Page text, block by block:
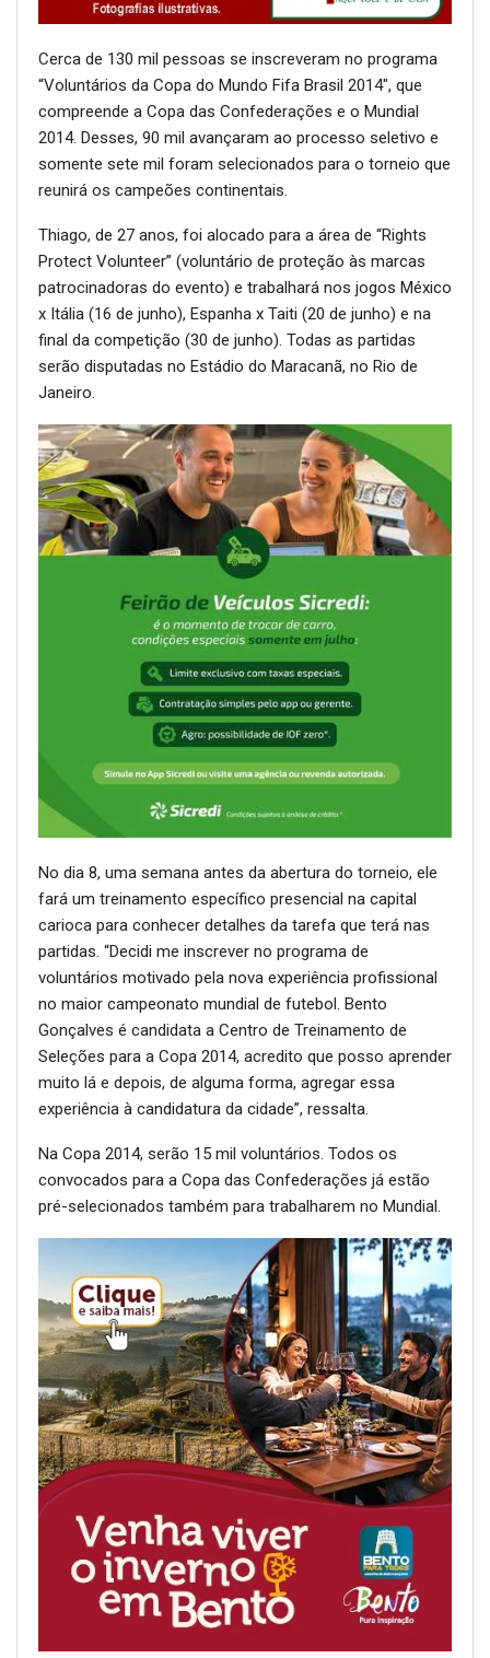
Cerca de 130 mil pessoas se inscreveram no programa
“Voluntários da Copa do Mundo Fifa Brasil 2014″, que
compreende a Copa das Confederações e o Mundial
2014. Desses, 90 mil avançaram ao processo seletivo e
somente sete mil foram selecionados para o torneio que
reunirá os campeões continentais.
Thiago, de 27 anos, foi alocado para a área de “Rights
Protect Volunteer” (voluntário de proteção às marcas
patrocinadoras do evento) e trabalhará nos jogos México
x Itália (16 de junho), Espanha x Taiti (20 de junho) e na
final da competição (30 de junho). Todas as partidas
serão disputadas no Estádio do Maracanã, no Rio de
Janeiro.
No dia 8, uma semana antes da abertura do torneio, ele
fará um treinamento específico presencial na capital
carioca para conhecer detalhes da tarefa que terá nas
partidas. “Decidi me inscrever no programa de
voluntários motivado pela nova experiência profissional
no maior campeonato mundial de futebol. Bento
Gonçalves é candidata a Centro de Treinamento de
Seleções para a Copa 2014, acredito que posso aprender
muito lá e depois, de alguma forma, agregar essa
experiência à candidatura da cidade”, ressalta.
Na Copa 2014, serão 15 mil voluntários. Todos os
convocados para a Copa das Confederações já estão
pré-selecionados também para trabalharem no Mundial.